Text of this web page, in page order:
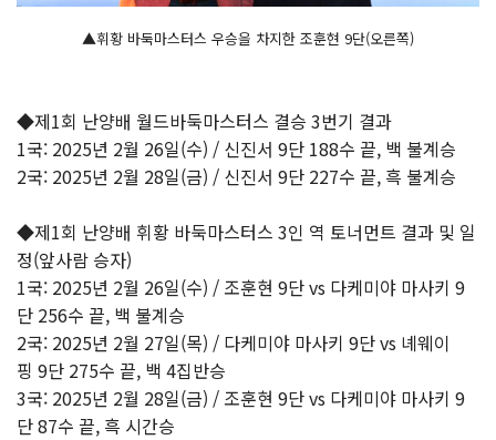
▲휘황 바둑마스터스 우승을 차지한 조훈현 9단(오른쪽)
◆제1회 난양배 월드바둑마스터스 결승 3번기 결과
1국: 2025년 2월 26일(수) / 신진서 9단 188수 끝, 백 불계승
2국: 2025년 2월 28일(금) / 신진서 9단 227수 끝, 흑 불계승
◆제1회 난양배 휘황 바둑마스터스 3인 역 토너먼트 결과 및 일
정(앞사람 승자)
1국: 2025년 2월 26일(수) / 조훈현 9단 vs 다케미야 마사키 9
단 256수 끝, 백 불계승
2국: 2025년 2월 27일(목) / 다케미야 마사키 9단 vs 녜웨이
핑 9단 275수 끝, 백 4집반승
3국: 2025년 2월 28일(금) / 조훈현 9단 vs 다케미야 마사키 9
단 87수 끝, 흑 시간승